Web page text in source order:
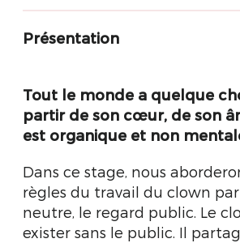
Présentation
Tout le monde a quelque
partir de son cœur, de son
est organique et non
Dans ce stage, nous
règles du travail du clown
neutre, le regard public. Le
exister sans le public. Il